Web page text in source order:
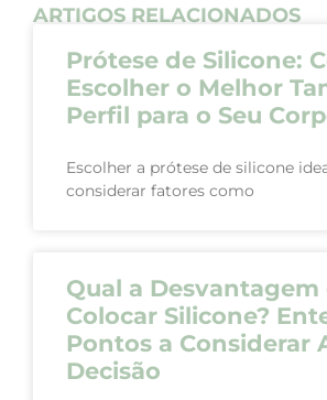
ARTIGOS RELACIONADOS
Prótese de Silicone:
Escolher o Melhor
Perfil para o Seu
Escolher a prótese de silicone
considerar fatores como
Qual a Desvantagem
Colocar Silicone?
Pontos a Considerar
Decisão